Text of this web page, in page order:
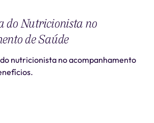
do Nutricionista no
de Saúde
nutricionista no acompanhamento